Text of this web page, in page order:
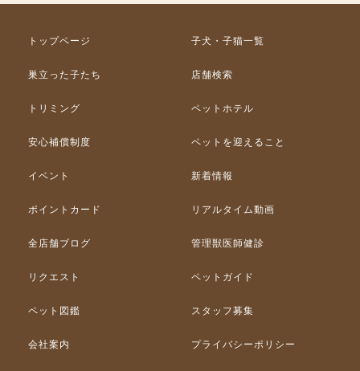
トップページ 子犬・子猫一覧
巣立った子たち 店舗検索
トリミング ペットホテル
安心補償制度 ペットを迎えること
イベント 新着情報
ポイントカード リアルタイム動画
全店舗ブログ 管理獣医師健診
リクエスト ペットガイド
ペット図鑑 スタッフ募集
会社案内 プライバシーポリシー